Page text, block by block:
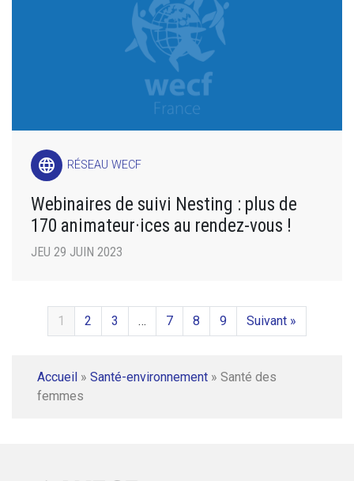
language RÉSEAU WECF
Webinaires de suivi Nesting : plus de
170 animateur·ices au rendez-vous !
JEU 29 JUIN 2023
1 2 3 … 7 8 9 Suivant »
Accueil » Santé-environnement » Santé des
femmes